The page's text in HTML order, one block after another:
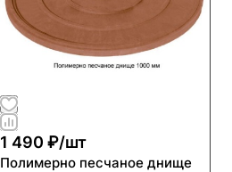
1 490 ₽/шт
Полимерно песчаное днище